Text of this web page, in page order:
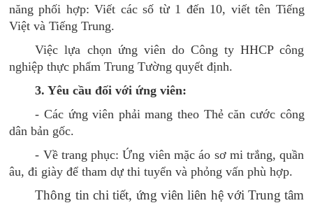
năng phối hợp: Viết các số từ 1 đến 10, viết tên Tiếng
Việt và Tiếng Trung.
Việc lựa chọn ứng viên do Công ty HHCP công
nghiệp thực phẩm Trung Tường quyết định.
3. Yêu cầu đối với ứng viên:
- Các ứng viên phải mang theo Thẻ căn cước công
dân bản gốc.
- Về trang phục: Ứng viên mặc áo sơ mi trắng, quần
âu, đi giày để tham dự thi tuyển và phỏng vấn phù hợp.
Thông tin chi tiết, ứng viên liên hệ với Trung tâm